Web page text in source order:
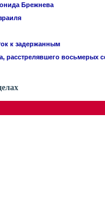
Брежнева
к задержанным
расстрелявшего восьмерых